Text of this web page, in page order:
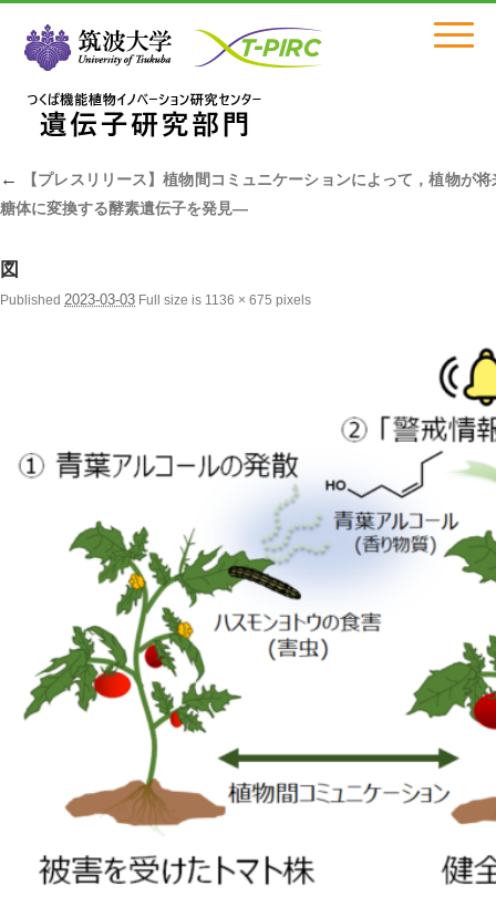
Click
←
【プレスリリース】植物間コミュニケーションによって，植物が
糖体に変換する酵素遺伝子を発見―
図
Published 2023-03-03 Full size is 1136 × 675 pixels